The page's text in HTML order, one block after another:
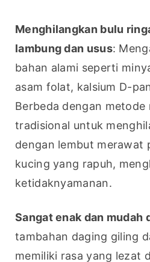
Menghilangkan bulu
lambung dan usus:
bahan alami seperti
asam folat, kalsium D-
Berbeda dengan metode
tradisional untuk
dengan lembut merawat
kucing yang rapuh,
ketidaknyamanan.
Sangat enak dan mudah
tambahan daging giling
memiliki rasa yang lezat